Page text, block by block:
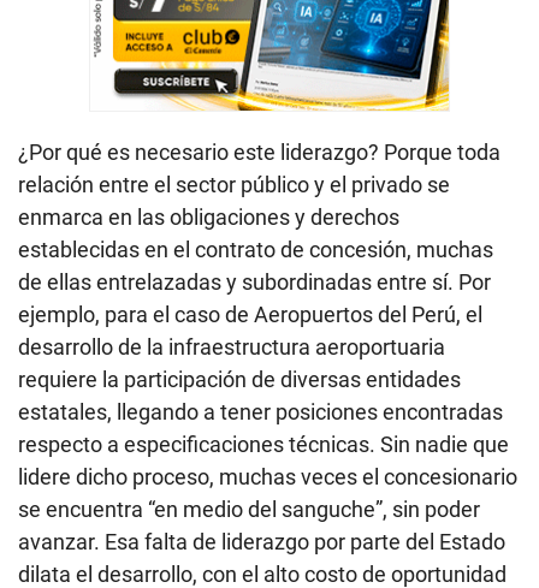
¿Por qué es necesario este liderazgo? Porque toda
relación entre el sector público y el privado se
enmarca en las obligaciones y derechos
establecidas en el contrato de concesión, muchas
de ellas entrelazadas y subordinadas entre sí. Por
ejemplo, para el caso de Aeropuertos del Perú, el
desarrollo de la infraestructura aeroportuaria
requiere la participación de diversas entidades
estatales, llegando a tener posiciones encontradas
respecto a especificaciones técnicas. Sin nadie que
lidere dicho proceso, muchas veces el concesionario
se encuentra “en medio del sanguche”, sin poder
avanzar. Esa falta de liderazgo por parte del Estado
dilata el desarrollo, con el alto costo de oportunidad